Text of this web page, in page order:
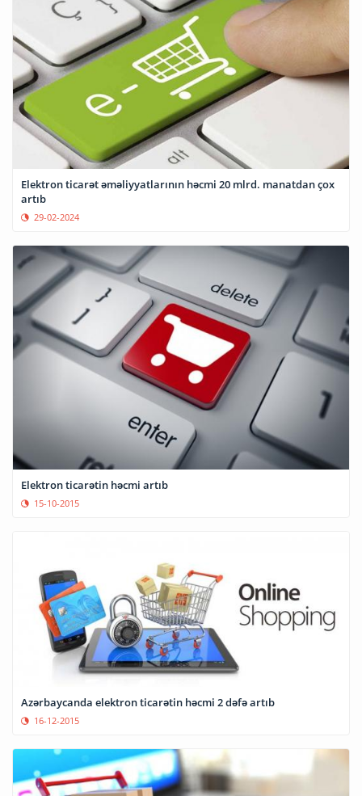
Elektron ticarət əməliyyatlarının həcmi 20 mlrd. manatdan çox
artıb
29-02-2024
Elektron ticarətin həcmi artıb
15-10-2015
Azərbaycanda elektron ticarətin həcmi 2 dəfə artıb
16-12-2015